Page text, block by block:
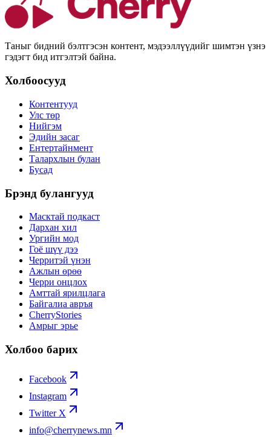
Таныг бидний бэлтгэсэн контент, мэдээллүүдийг шимтэн үзнэ
гэдэгт бид итгэлтэй байна.
Холбоосууд
Контентууд
Улс төр
Нийгэм
Эдийн засаг
Ентертайнмент
Талархлын булан
Бусад
Брэнд булангууд
Масктай подкаст
Дархан хил
Ургийн мод
Гоё шүү дээ
Черритэй үнэн
Ажлын өрөө
Черри онцлох
Амттай ярилцлага
Байгалиа авръя
CherryStories
Амрыг эрье
Холбоо барих
Facebook
Instagram
Twitter X
info@cherrynews.mn